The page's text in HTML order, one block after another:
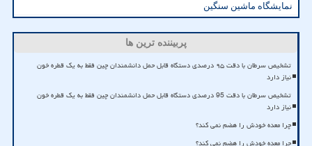
نمایشگاه ماشین سنگین
پربیننده ترین ها
تشخیص سرطان با دقت ۹۵ درصدی دستگاه قابل حمل دانشمندان چین فقط به یک قطره خون
نیاز دارد
تشخیص سرطان با دقت 95 درصدی دستگاه قابل حمل دانشمندان چین فقط به یک قطره خون
نیاز دارد
چرا معده خودش را هضم نمی کند؟